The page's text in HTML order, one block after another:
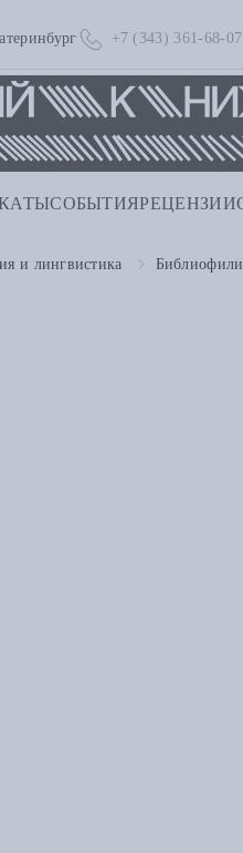
+7 (343) 361-68-07
СОБЫТИЯРЕЦЕНЗИИ
и лингвистика